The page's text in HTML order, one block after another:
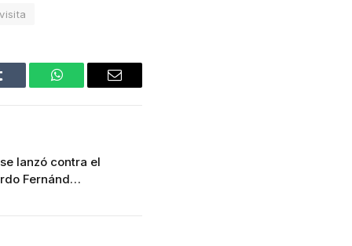
visita
WhatsAppEmail
lanzó contra el
Fernánd…